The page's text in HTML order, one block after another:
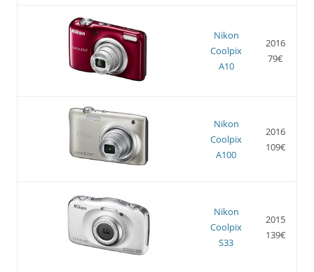
Nikon
Coolpix
A10
2016
79€
Nikon
Coolpix
A100
2016
109€
Nikon
Coolpix
S33
2015
139€